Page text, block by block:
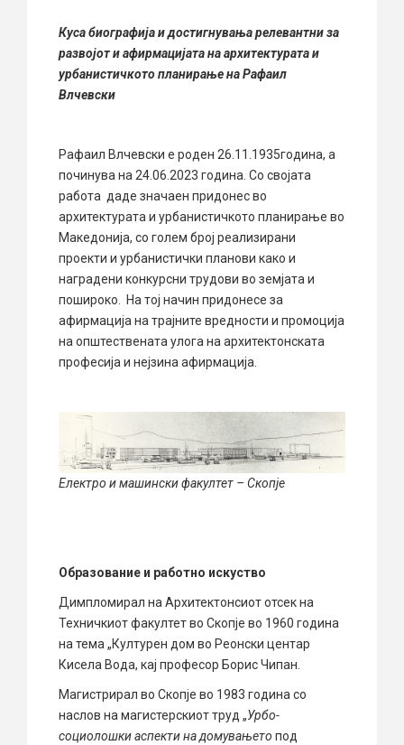
Куса биографија и достигнувања релевантни за
развојот и афирмацијата на архитектурата и
урбанистичкото планирање на Рафаил
Влчевски
Рафаил Влчевски е роден 26.11.1935година, а
починува на 24.06.2023 година. Со својата
работа даде значаен придонес во
архитектурата и урбанистичкото планирање во
Македонија, со голем број реализирани
проекти и урбанистички планови како и
наградени конкурсни трудови во земјата и
пошироко. На тој начин придонесе за
афирмација на трајните вредности и промоција
на општествената улога на архитектонската
професија и нејзина афирмација.
Електро и машински факултет – Скопје
Образование и работно искуство
Димпломирал на Архитектонсиот отсек на
Техничкиот факултет во Скопје во 1960 година
на тема „Културен дом во Реонски центар
Кисела Вода, кај професор Борис Чипан.
Магистрирал во Скопје во 1983 година со
наслов на магистерскиот труд „Урбо-
социолошки аспекти на домувањето под